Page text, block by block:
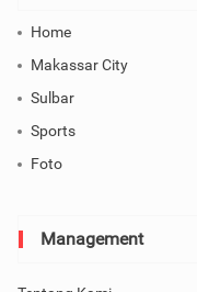
Home
Makassar City
Sulbar
Sports
Foto
Management